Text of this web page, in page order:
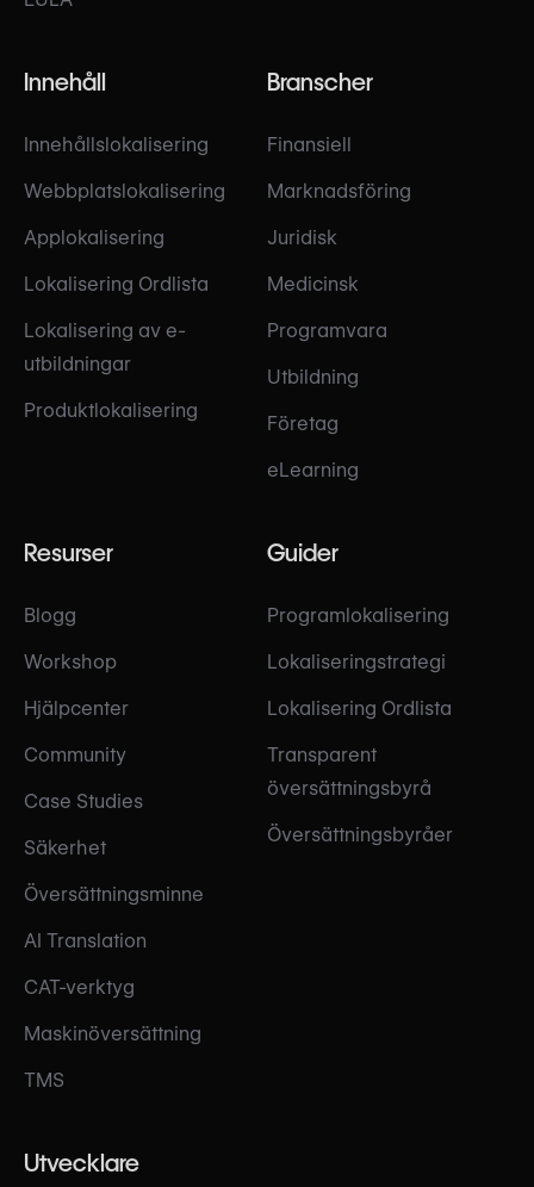
Innehåll
Innehållslokalisering
Webbplatslokalisering
Applokalisering
Lokalisering Ordlista
Lokalisering av e-
utbildningar
Produktlokalisering
Branscher
Finansiell
Marknadsföring
Juridisk
Medicinsk
Programvara
Utbildning
Företag
eLearning
Resurser
Blogg
Workshop
Hjälpcenter
Community
Case Studies
Säkerhet
Översättningsminne
AI Translation
CAT-verktyg
Maskinöversättning
TMS
Guider
Programlokalisering
Lokaliseringstrategi
Lokalisering Ordlista
Transparent
översättningsbyrå
Översättningsbyråer
Utvecklare